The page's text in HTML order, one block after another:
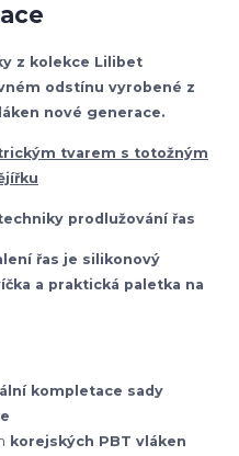
z kolekce Lilibet
odstínu vyrobené z
nové generace.
tvarem s totožným
prodlužování řas
řas je silikonový
a praktická paletka na
kompletace sady
korejských PBT vláken